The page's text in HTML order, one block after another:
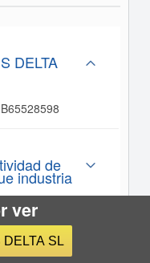
DELTA
de
industria
DELTA
ver
DELTA SL